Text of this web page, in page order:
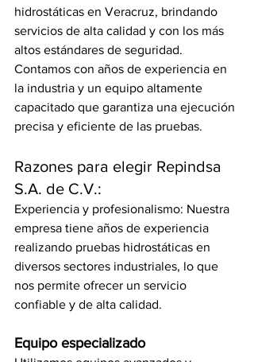
hidrostáticas en Veracruz, brindando
servicios de alta calidad y con los más
altos estándares de seguridad.
Contamos con años de experiencia en
la industria y un equipo altamente
capacitado que garantiza una ejecución
precisa y eficiente de las pruebas.
Razones para elegir Repindsa
S.A. de C.V.:
Experiencia y profesionalismo: Nuestra
empresa tiene años de experiencia
realizando pruebas hidrostáticas en
diversos sectores industriales, lo que
nos permite ofrecer un servicio
confiable y de alta calidad.
Equipo especializado